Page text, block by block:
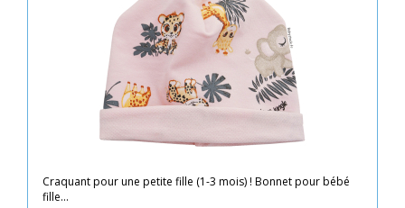
Craquant pour une petite fille (1-3 mois) ! Bonnet pour bébé
fille...